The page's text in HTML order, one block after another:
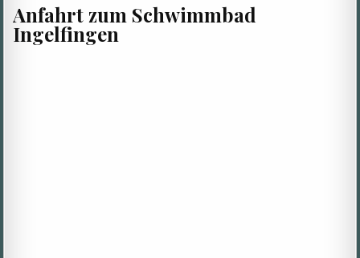
Anfahrt zum Schwimmbad
Ingelfingen